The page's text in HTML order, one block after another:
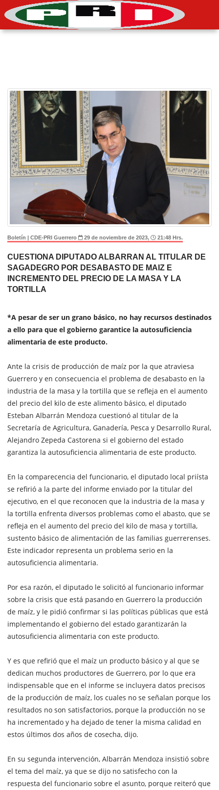
Boletín | CDE-PRI Guerrero 29 de noviembre de 2023, 21:48 Hrs.
CUESTIONA DIPUTADO ALBARRAN AL TITULAR DE
SAGADEGRO POR DESABASTO DE MAIZ E
INCREMENTO DEL PRECIO DE LA MASA Y LA
TORTILLA
*A pesar de ser un grano básico, no hay recursos destinados
a ello para que el gobierno garantice la autosuficiencia
alimentaria de este producto.
Ante la crisis de producción de maíz por la que atraviesa
Guerrero y en consecuencia el problema de desabasto en la
industria de la masa y la tortilla que se refleja en el aumento
del precio del kilo de este alimento básico, el diputado
Esteban Albarrán Mendoza cuestionó al titular de la
Secretaría de Agricultura, Ganadería, Pesca y Desarrollo Rural,
Alejandro Zepeda Castorena si el gobierno del estado
garantiza la autosuficiencia alimentaria de este producto.
En la comparecencia del funcionario, el diputado local priísta
se refirió a la parte del informe enviado por la titular del
ejecutivo, en el que reconocen que la industria de la masa y
la tortilla enfrenta diversos problemas como el abasto, que se
refleja en el aumento del precio del kilo de masa y tortilla,
sustento básico de alimentación de las familias guerrerenses.
Este indicador representa un problema serio en la
autosuficiencia alimentaria.
Por esa razón, el diputado le solicitó al funcionario informar
sobre la crisis que está pasando en Guerrero la producción
de maíz, y le pidió confirmar si las políticas públicas que está
implementando el gobierno del estado garantizarán la
autosuficiencia alimentaria con este producto.
Y es que refirió que el maíz un producto básico y al que se
dedican muchos productores de Guerrero, por lo que era
indispensable que en el informe se incluyera datos precisos
de la producción de maíz, los cuales no se señalan porque los
resultados no son satisfactorios, porque la producción no se
ha incrementado y ha dejado de tener la misma calidad en
estos últimos dos años de cosecha, dijo.
En su segunda intervención, Albarrán Mendoza insistió sobre
el tema del maíz, ya que se dijo no satisfecho con la
respuesta del funcionario sobre el asunto, porque reiteró que